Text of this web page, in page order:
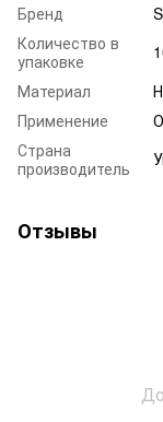
Бренд
Количество в
упаковке
Материал
Применение
Страна
производитель
Отзывы